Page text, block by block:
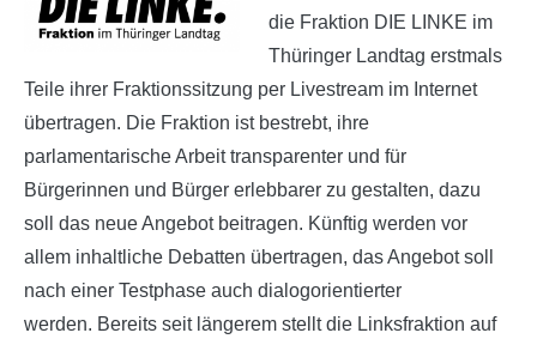
die Fraktion DIE LINKE im
Thüringer Landtag erstmals
Teile ihrer Fraktionssitzung per Livestream im Internet
übertragen. Die Fraktion ist bestrebt, ihre
parlamentarische Arbeit transparenter und für
Bürgerinnen und Bürger erlebbarer zu gestalten, dazu
soll das neue Angebot beitragen. Künftig werden vor
allem inhaltliche Debatten übertragen, das Angebot soll
nach einer Testphase auch dialogorientierter
werden. Bereits seit längerem stellt die Linksfraktion auf